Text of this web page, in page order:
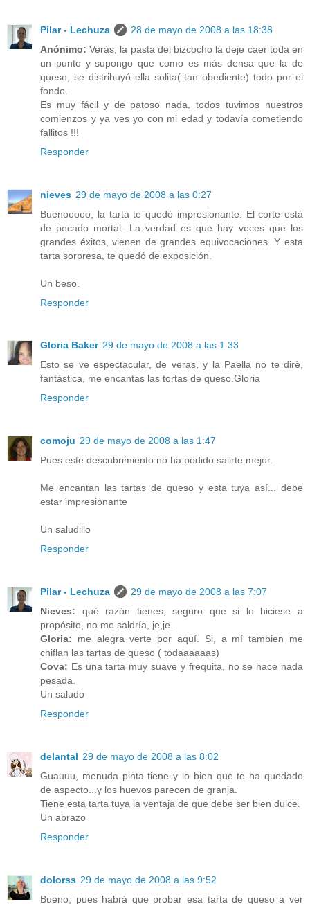
Pilar - Lechuza
28 de mayo de 2008 a las 18:38
Anónimo: Verás, la pasta del bizcocho la deje caer toda en
un punto y supongo que como es más densa que la de
queso, se distribuyó ella solita( tan obediente) todo por el
fondo.
Es muy fácil y de patoso nada, todos tuvimos nuestros
comienzos y ya ves yo con mi edad y todavía cometiendo
fallitos !!!
Responder
nieves 29 de mayo de 2008 a las 0:27
Buenooooo, la tarta te quedó impresionante. El corte está
de pecado mortal. La verdad es que hay veces que los
grandes éxitos, vienen de grandes equivocaciones. Y esta
tarta sorpresa, te quedó de exposición.
Un beso.
Responder
Gloria Baker 29 de mayo de 2008 a las 1:33
Esto se ve espectacular, de veras, y la Paella no te dirè,
fantàstica, me encantas las tortas de queso.Gloria
Responder
comoju 29 de mayo de 2008 a las 1:47
Pues este descubrimiento no ha podido salirte mejor.
Me encantan las tartas de queso y esta tuya así... debe
estar impresionante
Un saludillo
Responder
Pilar - Lechuza
29 de mayo de 2008 a las 7:07
Nieves: qué razón tienes, seguro que si lo hiciese a
propósito, no me saldría, je,je.
Gloria: me alegra verte por aquí. Si, a mí tambien me
chiflan las tartas de queso ( todaaaaaas)
Cova: Es una tarta muy suave y frequita, no se hace nada
pesada.
Un saludo
Responder
delantal 29 de mayo de 2008 a las 8:02
Guauuu, menuda pinta tiene y lo bien que te ha quedado
de aspecto...y los huevos parecen de granja.
Tiene esta tarta tuya la ventaja de que debe ser bien dulce.
Un abrazo
Responder
dolorss 29 de mayo de 2008 a las 9:52
Bueno, pues habrá que probar esa tarta de queso a ver